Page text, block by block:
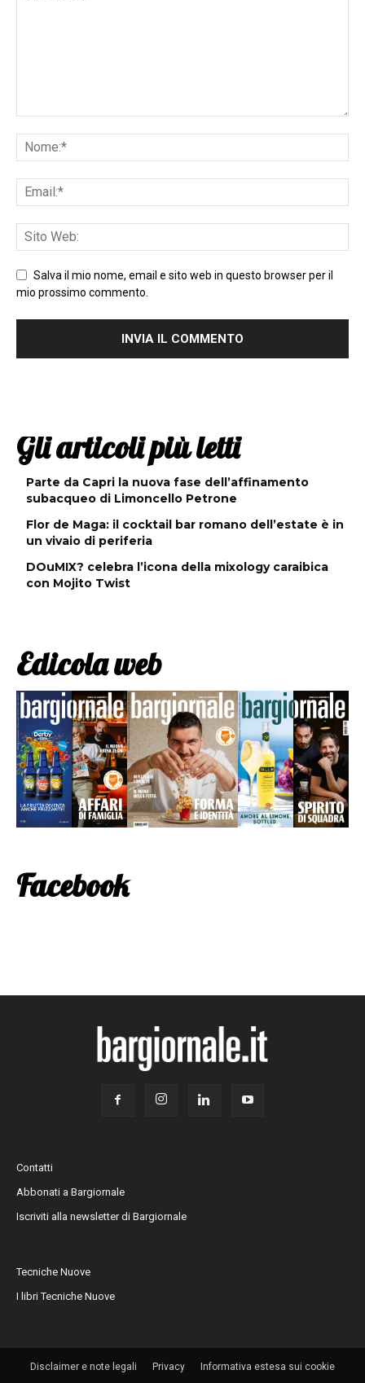
Salva il mio nome, email e sito web in questo browser per il
mio prossimo commento.
Gli articoli più letti
Parte da Capri la nuova fase dell’affinamento
subacqueo di Limoncello Petrone
Flor de Maga: il cocktail bar romano dell’estate è in
un vivaio di periferia
DOuMIX? celebra l’icona della mixology caraibica
con Mojito Twist
Edicola web
Facebook
Contatti
Abbonati a Bargiornale
Iscriviti alla newsletter di Bargiornale
Tecniche Nuove
I libri Tecniche Nuove
Disclaimer e note legali Privacy Informativa estesa sui cookie